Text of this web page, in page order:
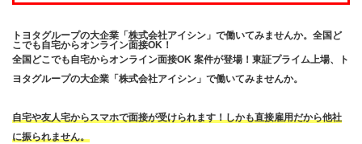
トヨタグループの大企業「株式会社アイシン」で働いてみませんか。全国ど
こでも自宅からオンライン面接OK！
全国どこでも自宅からオンライン面接OK 案件が登場！東証プライム上場、ト
ヨタグループの大企業「株式会社アイシン」で働いてみませんか。
自宅や友人宅からスマホで面接が受けられます！しかも直接雇用だから他社
に振られません。